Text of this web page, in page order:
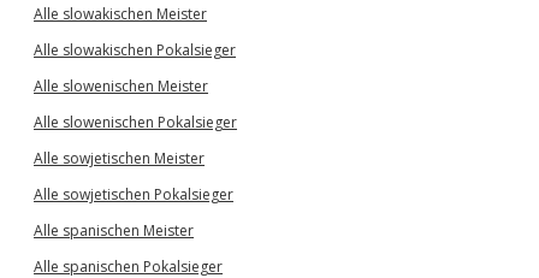
Alle slowakischen Meister
Alle slowakischen Pokalsieger
Alle slowenischen Meister
Alle slowenischen Pokalsieger
Alle sowjetischen Meister
Alle sowjetischen Pokalsieger
Alle spanischen Meister
Alle spanischen Pokalsieger